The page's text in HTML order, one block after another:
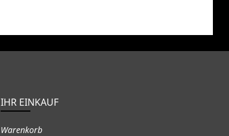
IHR EINKAUF
Warenkorb